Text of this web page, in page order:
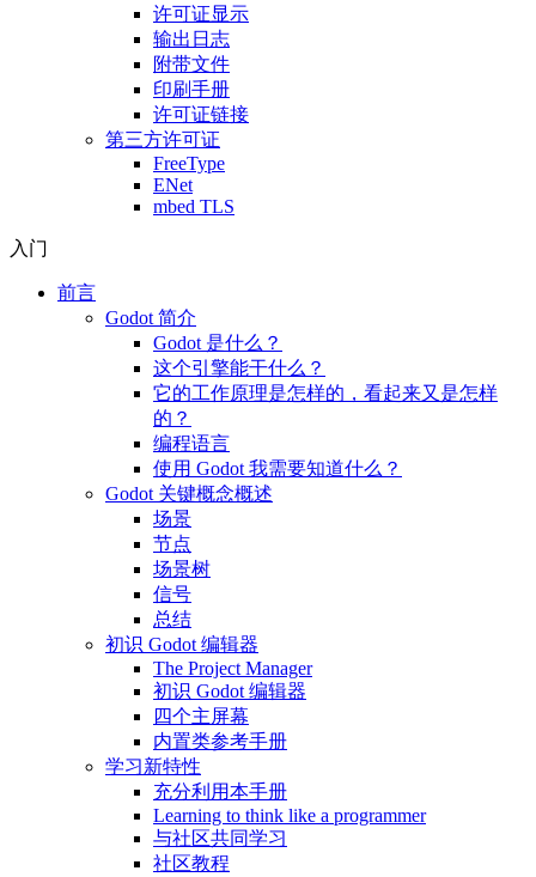
许可证显示
输出日志
附带文件
印刷手册
许可证链接
第三方许可证
FreeType
ENet
mbed TLS
入门
前言
Godot 简介
Godot 是什么？
这个引擎能干什么？
它的工作原理是怎样的，看起来又是怎样
的？
编程语言
使用 Godot 我需要知道什么？
Godot 关键概念概述
场景
节点
场景树
信号
总结
初识 Godot 编辑器
The Project Manager
初识 Godot 编辑器
四个主屏幕
内置类参考手册
学习新特性
充分利用本手册
Learning to think like a programmer
与社区共同学习
社区教程